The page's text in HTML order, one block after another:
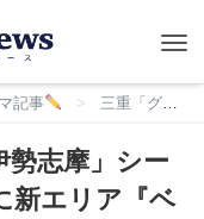
記事 三重「グランオーシャン伊勢志摩」シーサイドグランピング施設に新エリア『ベイテラス』が誕生！7/1
志摩」シー
新エリア『ベ